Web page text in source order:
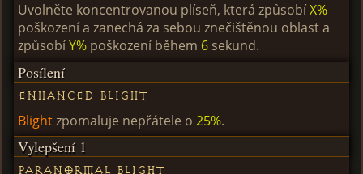
Uvolněte koncentrovanou plíseň, která způsobíX%
poškození a zanechá za sebou znečištěnou oblast a
způsobíY% poškození během 6 sekund.
Posílení
Enhanced Blight
Blightzpomaluje nepřátele o 25%.
Vylepšení 1
Paranormal Blight